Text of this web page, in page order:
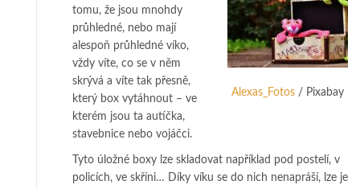
Alexas_Fotos / Pixabay
tomu, že jsou mnohdy
průhledné, nebo mají
alespoň průhledné víko,
vždy víte, co se v něm
skrývá a víte tak přesně,
který box vytáhnout – ve
kterém jsou ta autíčka,
stavebnice nebo vojáčci.
Tyto úložné boxy lze skladovat například pod postelí, v
policích, ve skříni… Díky víku se do nich nenapráší, lze je